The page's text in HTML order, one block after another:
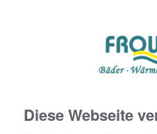
Diese Webseite